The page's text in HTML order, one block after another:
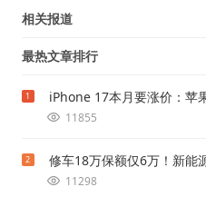
相关报道
最热文章排行
1 iPhone 17本月要涨价：苹
11855
2 修车18万保额仅6万！新能
11298